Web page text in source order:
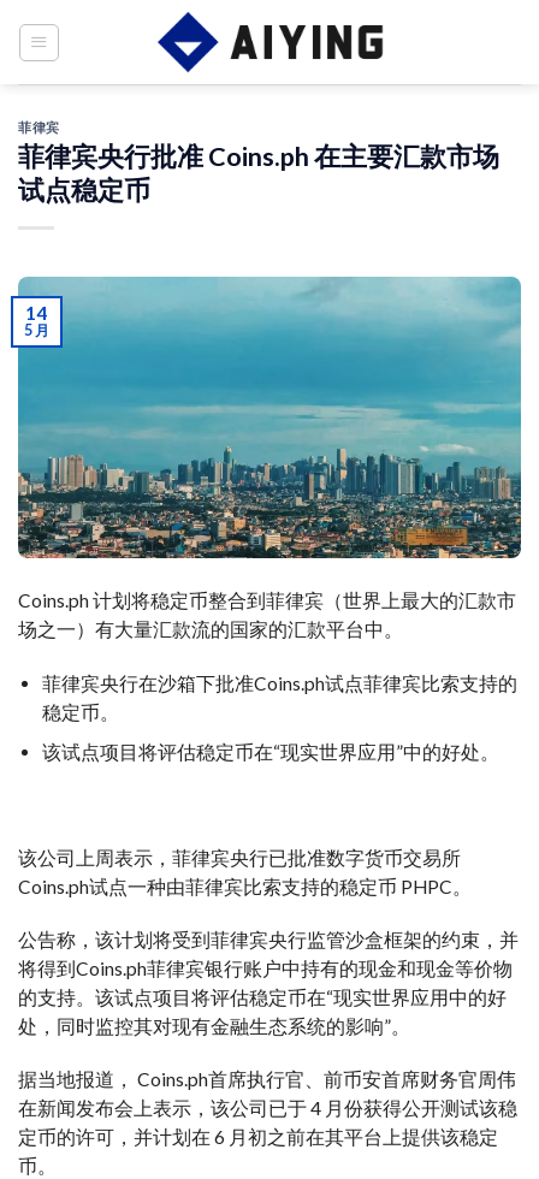
菲律宾
菲律宾央行批准 Coins.ph 在主要汇款市场
试点稳定币
14
5 月
Coins.ph 计划将稳定币整合到菲律宾（世界上最大的汇款市
场之一）有大量汇款流的国家的汇款平台中。
菲律宾央行在沙箱下批准Coins.ph试点菲律宾比索支持的
稳定币。
该试点项目将评估稳定币在“现实世界应用”中的好处。
该公司上周表示，菲律宾央行已批准数字货币交易所
Coins.ph试点一种由菲律宾比索支持的稳定币 PHPC。
公告称，该计划将受到菲律宾央行监管沙盒框架的约束，并
将得到Coins.ph菲律宾银行账户中持有的现金和现金等价物
的支持。该试点项目将评估稳定币在“现实世界应用中的好
处，同时监控其对现有金融生态系统的影响”。
据当地报道， Coins.ph首席执行官、前币安首席财务官周伟
在新闻发布会上表示，该公司已于 4 月份获得公开测试该稳
定币的许可，并计划在 6 月初之前在其平台上提供该稳定
币。